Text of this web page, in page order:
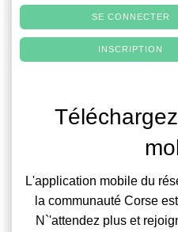
SE CONNECTER
INSCRIPTION
L'application mobile du
la communauté Corse
N`'attendez plus et